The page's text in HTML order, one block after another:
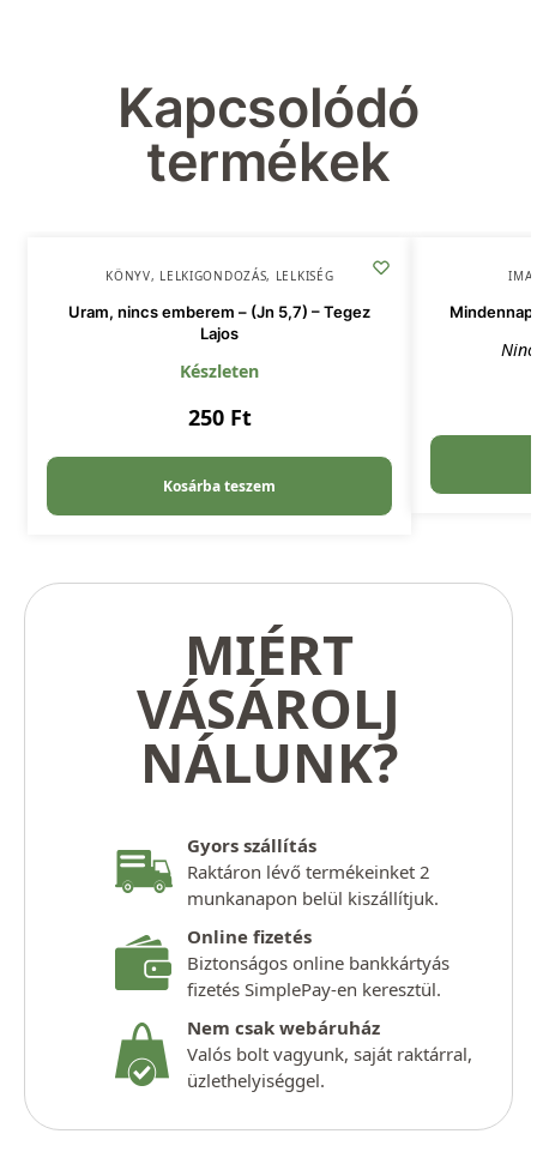
Kapcsolódó
termékek
KÖNYV, LELKIGONDOZÁS, LELKISÉG
Uram, nincs emberem – (Jn 5,7) – Tegez
Lajos
Készleten
250 Ft
Kosárba teszem
MIÉRT
VÁSÁROLJ
NÁLUNK?
Gyors szállítás
Raktáron lévő termékeinket 2
munkanapon belül kiszállítjuk.
Online fizetés
Biztonságos online bankkártyás
fizetés SimplePay-en keresztül.
Nem csak webáruház
Valós bolt vagyunk, saját raktárral,
üzlethelyiséggel.